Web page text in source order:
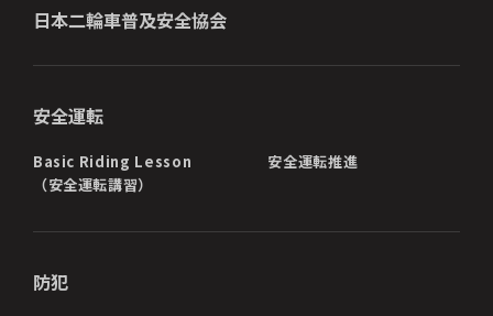
日本二輪車普及安全協会
安全運転
Basic Riding Lesson
（安全運転講習）
安全運転推進
防犯